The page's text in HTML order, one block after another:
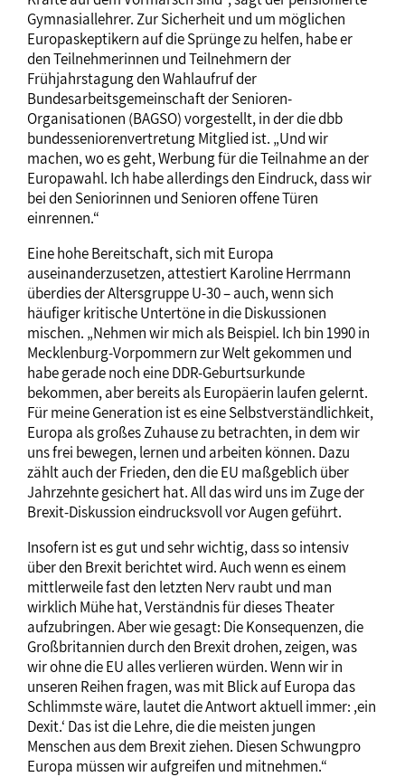
Gymnasiallehrer. Zur Sicherheit und um möglichen
Europaskeptikern auf die Sprünge zu helfen, habe er
den Teilnehmerinnen und Teilnehmern der
Frühjahrstagung den Wahlaufruf der
Bundesarbeitsgemeinschaft der Senioren-
Organisationen (BAGSO) vorgestellt, in der die dbb
bundesseniorenvertretung Mitglied ist. „Und wir
machen, wo es geht, Werbung für die Teilnahme an der
Europawahl. Ich habe allerdings den Eindruck, dass wir
bei den Seniorinnen und Senioren offene Türen
einrennen.“
Eine hohe Bereitschaft, sich mit Europa
auseinanderzusetzen, attestiert Karoline Herrmann
überdies der Altersgruppe U-30 – auch, wenn sich
häufiger kritische Untertöne in die Diskussionen
mischen. „Nehmen wir mich als Beispiel. Ich bin 1990 in
Mecklenburg-Vorpommern zur Welt gekommen und
habe gerade noch eine DDR-Geburtsurkunde
bekommen, aber bereits als Europäerin laufen gelernt.
Für meine Generation ist es eine Selbstverständlichkeit,
Europa als großes Zuhause zu betrachten, in dem wir
uns frei bewegen, lernen und arbeiten können. Dazu
zählt auch der Frieden, den die EU maßgeblich über
Jahrzehnte gesichert hat. All das wird uns im Zuge der
Brexit-Diskussion eindrucksvoll vor Augen geführt.
Insofern ist es gut und sehr wichtig, dass so intensiv
über den Brexit berichtet wird. Auch wenn es einem
mittlerweile fast den letzten Nerv raubt und man
wirklich Mühe hat, Verständnis für dieses Theater
aufzubringen. Aber wie gesagt: Die Konsequenzen, die
Großbritannien durch den Brexit drohen, zeigen, was
wir ohne die EU alles verlieren würden. Wenn wir in
unseren Reihen fragen, was mit Blick auf Europa das
Schlimmste wäre, lautet die Antwort aktuell immer: ,ein
Dexit.‘ Das ist die Lehre, die die meisten jungen
Menschen aus dem Brexit ziehen. Diesen Schwungpro
Europa müssen wir aufgreifen und mitnehmen.“